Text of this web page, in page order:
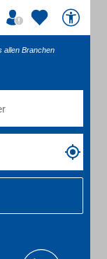
allen Branchen